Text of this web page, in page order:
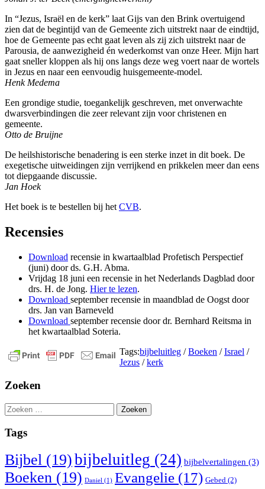
In “Jezus, Israël en de kerk” laat Gijs van den Brink overtuigend
zien dat de begintijd van de Gemeente zich uitstrekt naar de eindtijd,
hoe de Gemeente pas echt gaat leven als zij zich uitstrekt naar de
Parousia, de aanwezigheid én wederkomst van onze Heer. Mijn hart
gaat sneller kloppen als hij ons langs deze weg voert naar de wortels
in Jezus en naar een eenvoudig huisgemeente-model.
Henk Medema
Een grondige studie, toegankelijk geschreven, met onverwachte
dwarsverbindingen die zeer relevant zijn voor christenen en
gemeente.
Otto de Bruijne
De heilshistorische benadering is een sterke inzet in dit boek. De
exegetische uitweidingen zijn verrijkend en prikkelen meer dan eens
tot diepgaande discussie.
Jan Hoek
Het boek is te bestellen bij het CVB.
Recensies
Download recensie in kwartaalblad Profetisch Perspectief
(juni) door ds. G.H. Abma.
Vrijdag 18 juni een recensie in het Nederlands Dagblad door
drs. H. de Jong. Hier te lezen.
Download september recensie in maandblad de Oogst door
drs. Jan van Barneveld
Download september recensie door dr. Bernhard Reitsma in
het kwartaalblad Soteria.
Tags:bijbeluitleg /Boeken /Israel /
Jezus /kerk
Zoeken
Zoeken
naar:
Tags
Bijbel (19)bijbeluitleg (24) bijbelvertalingen (3)
Boeken (19) Daniel (1) Evangelie (17) Gebed (2)